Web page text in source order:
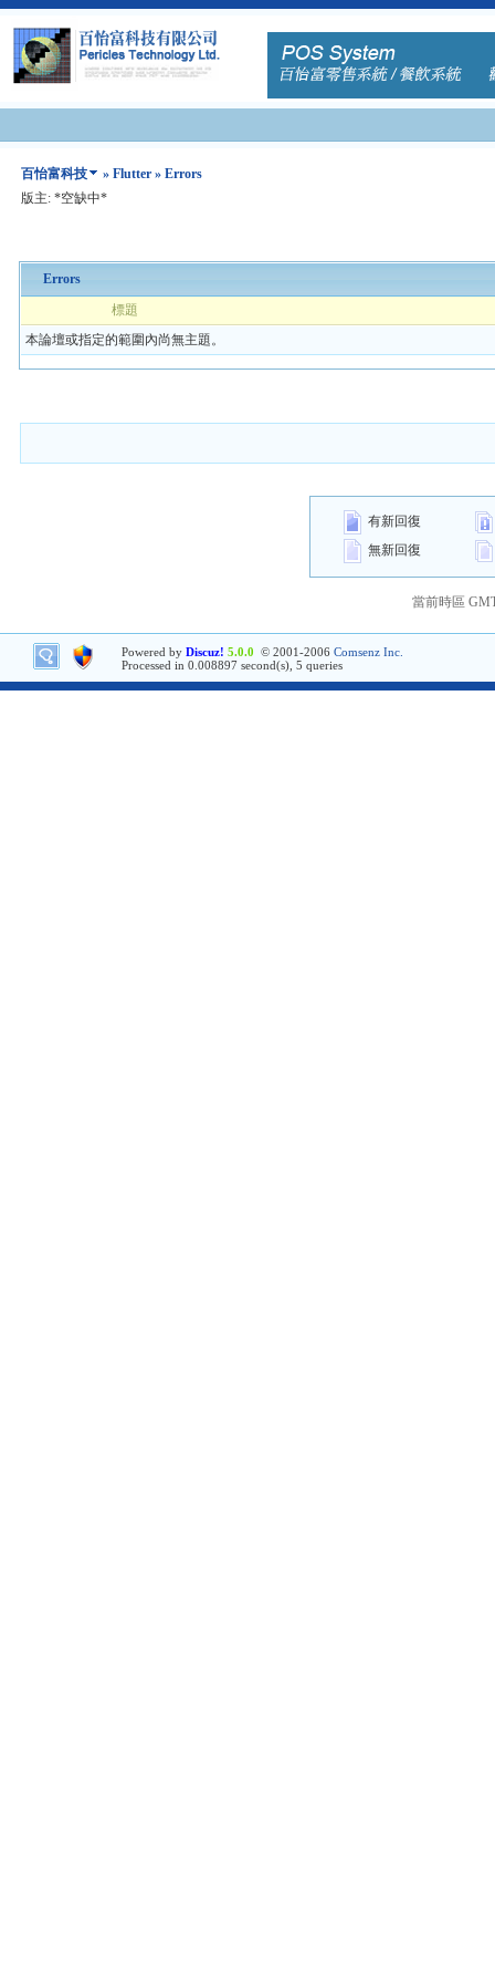
百怡富科技 »Flutter » Errors
版主: *空缺中*
Errors
標題
本論壇或指定的範圍內尚無主題。
有新回復
無新回復
當前時區
Powered by Discuz! 5.0.0 © 2001-2006 Comsenz Inc.
Processed in 0.008897 second(s), 5 queries